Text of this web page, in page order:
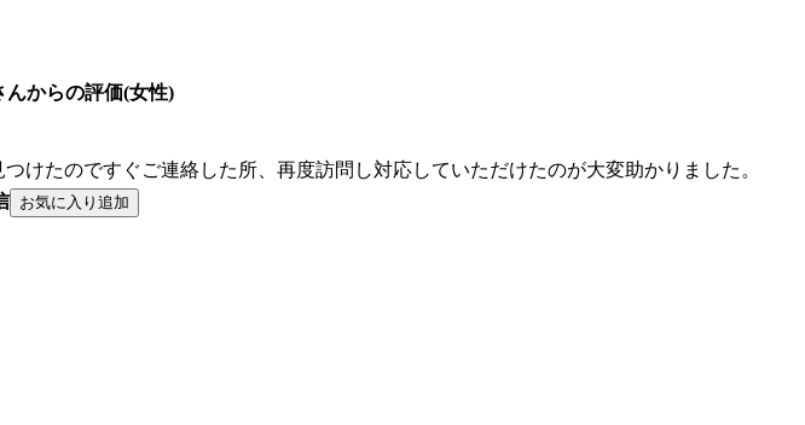
んからの評価(女性)
たのですぐご連絡した所、再度訪問し対応していただけたのが大変助かりました。